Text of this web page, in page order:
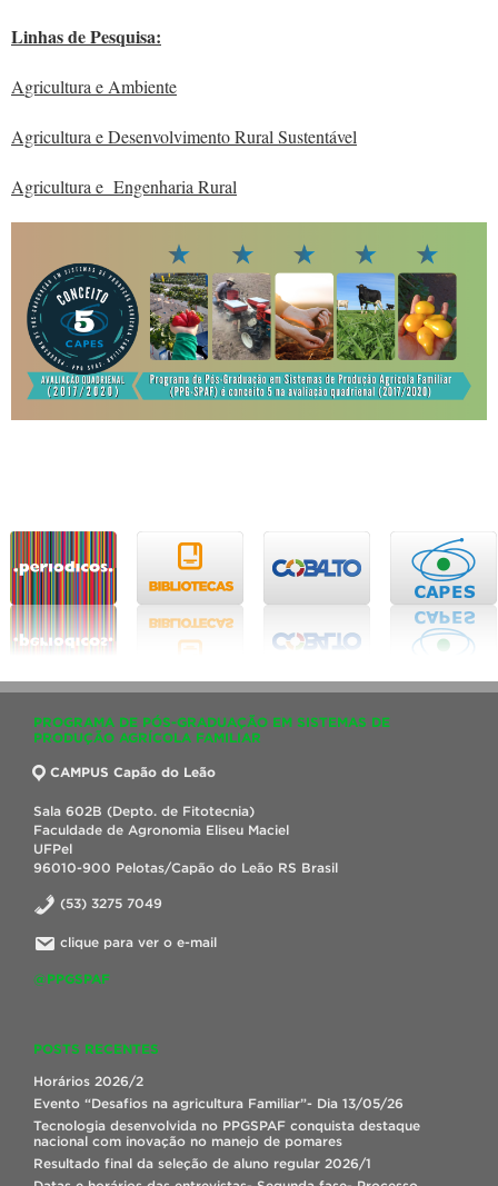
Linhas de Pesquisa:
Agricultura e Ambiente
Agricultura e Desenvolvimento Rural Sustentável
Agricultura e Engenharia Rural
PROGRAMA DE PÓS-GRADUAÇÃO EM SISTEMAS DE
PRODUÇÃO AGRÍCOLA FAMILIAR
CAMPUS Capão do Leão
Sala 602B (Depto. de Fitotecnia)
Faculdade de Agronomia Eliseu Maciel
UFPel
96010-900 Pelotas/Capão do Leão RS Brasil
(53) 3275 7049
clique para ver o e-mail
@PPGSPAF
POSTS RECENTES
Horários 2026/2
Evento “Desafios na agricultura Familiar”- Dia 13/05/26
Tecnologia desenvolvida no PPGSPAF conquista destaque
nacional com inovação no manejo de pomares
Resultado final da seleção de aluno regular 2026/1